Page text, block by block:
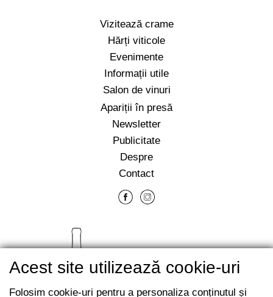
Vizitează crame
Hărți viticole
Evenimente
Informații utile
Salon de vinuri
Apariții în presă
Newsletter
Publicitate
Despre
Contact
Acest site utilizează cookie-uri
Folosim cookie-uri pentru a personaliza conținutul și